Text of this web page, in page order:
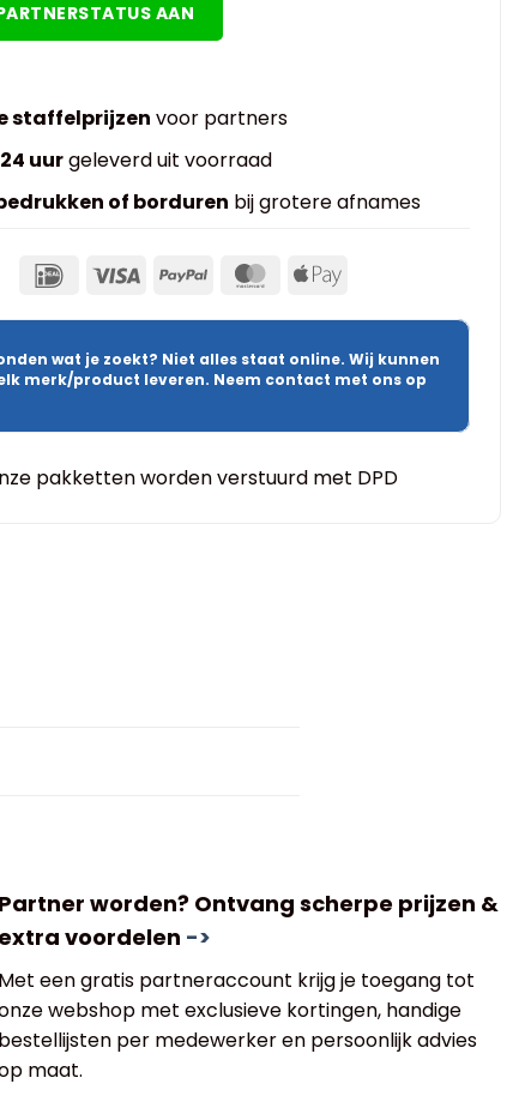
AAN
staffelprijzen voor partners
uurgeleverd uit voorraad
of borduren bij grotere afnames
wat je zoekt? Niet alles staat online. Wij kunnen
merk/product leveren. Neem contact met ons op
pakketten worden verstuurd met DPD
Partner worden? Ontvang scherpe prijzen &
extra voordelen ->
Met een gratis partneraccount krijg je toegang tot
webshop met exclusieve kortingen, handige
bestellijsten per medewerker en persoonlijk advies
maat.